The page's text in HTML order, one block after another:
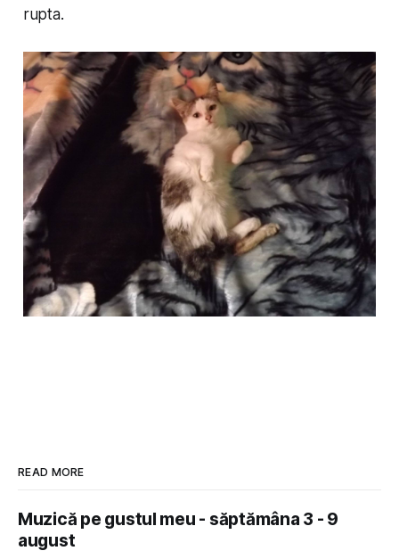
rupta.
READ MORE
Muzică pe gustul meu - săptămâna 3 - 9
august